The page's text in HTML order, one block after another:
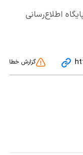
اطلاع‌رسانی
گزارش خطا